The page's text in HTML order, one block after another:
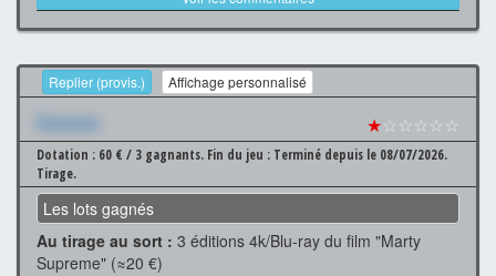
Replier (provis.) Affichage personnalisé
Xxxxxxx ★☆☆☆☆☆
Dotation : 60 € / 3 gagnants. Fin du jeu : Terminé depuis le 08/07/2026.
Tirage.
Les lots gagnés
Au tirage au sort : 3 éditions 4k/Blu-ray du film "Marty
Supreme" (≈20 €)